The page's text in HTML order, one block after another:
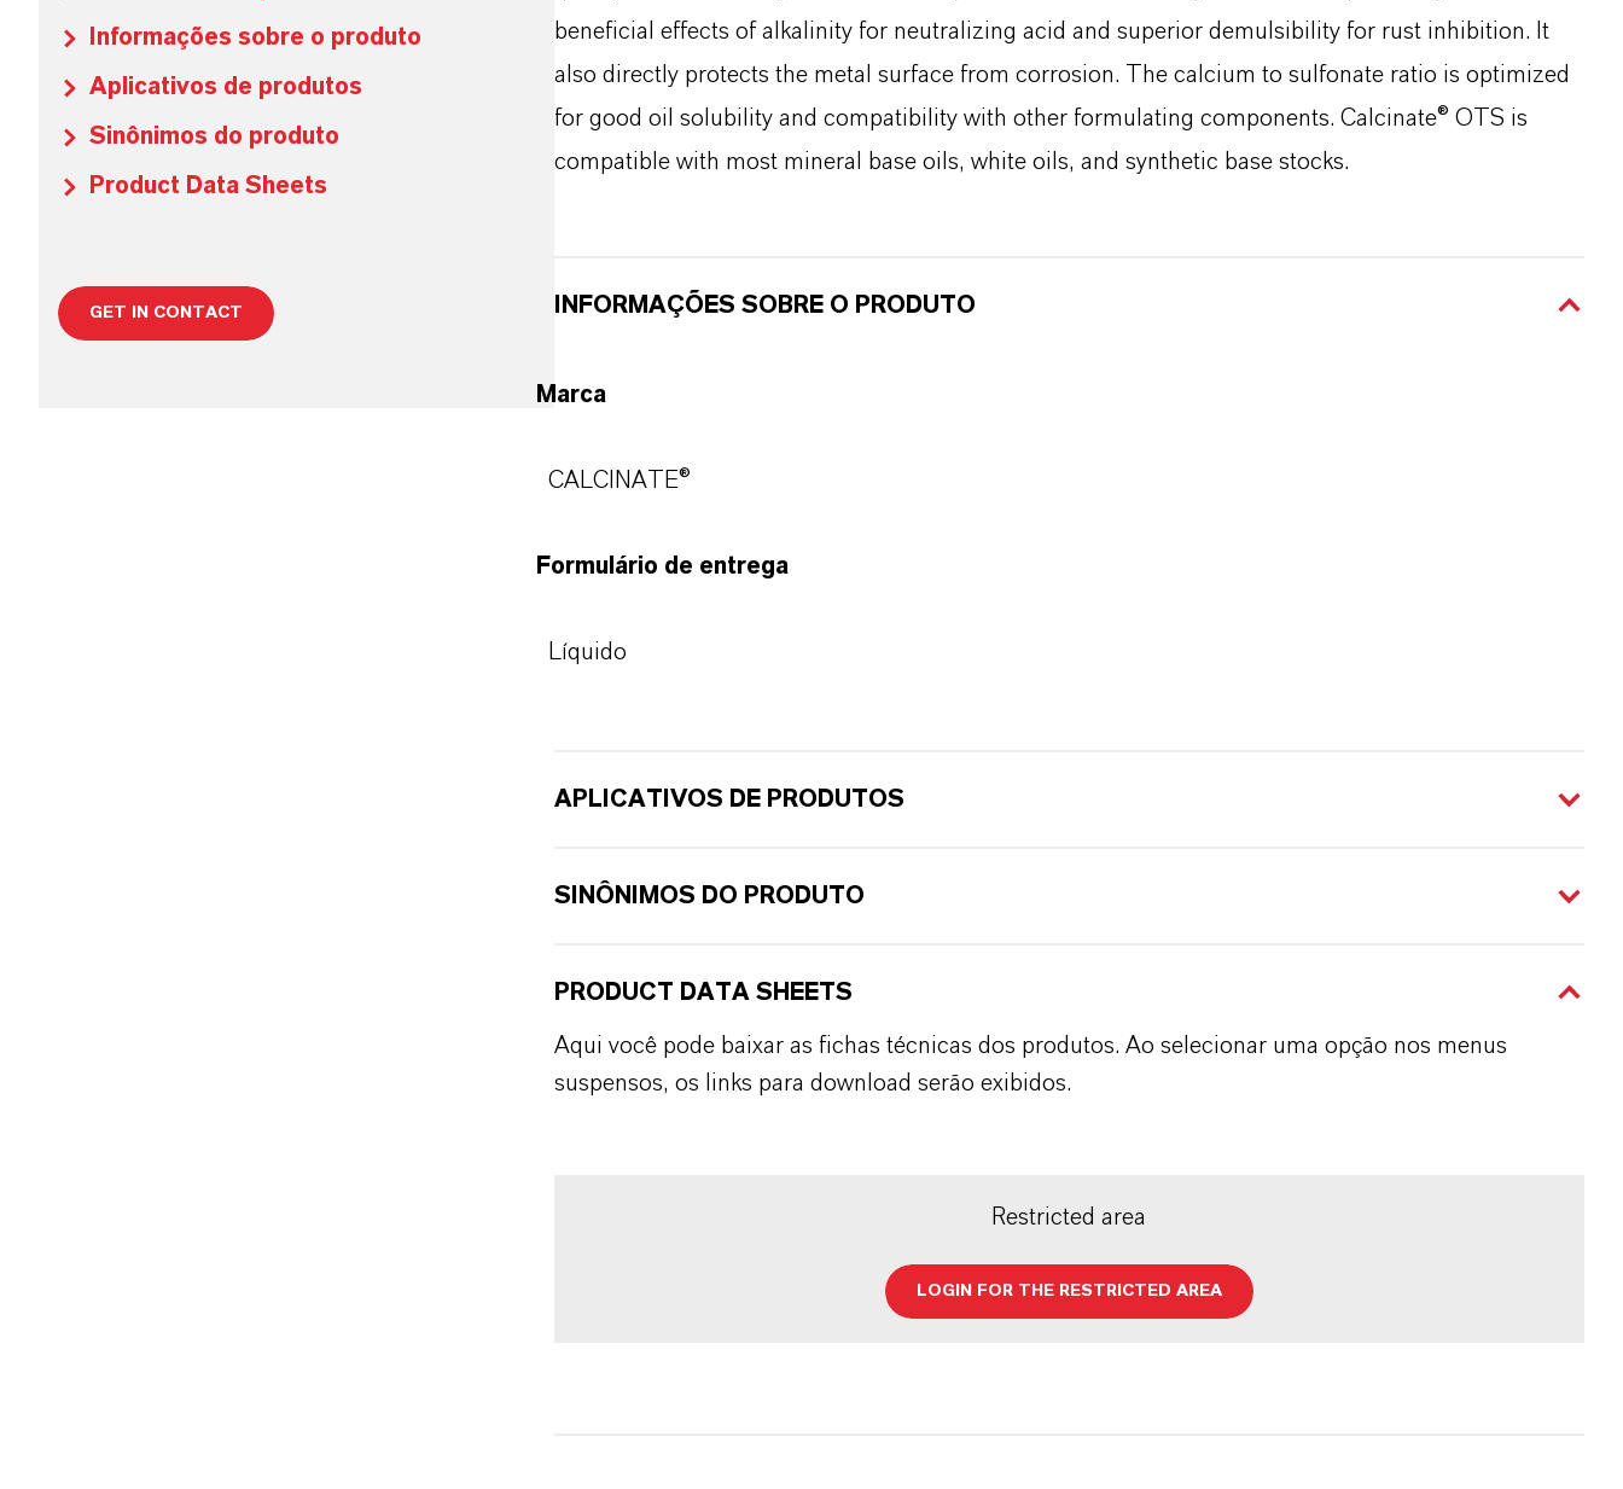
Informações sobre o produto
Aplicativos de produtos
Sinônimos do produto
Product Data Sheets
GET IN CONTACT
beneficial effects of alkalinity for neutralizing acid and superior demulsibility for rust inhibition. It
also directly protects the metal surface from corrosion. The calcium to sulfonate ratio is optimized
for good oil solubility and compatibility with other formulating components. Calcinate® OTS is
compatible with most mineral base oils, white oils, and synthetic base stocks.
INFORMAÇÕES SOBRE O PRODUTO
Marca
CALCINATE®
Formulário de entrega
Líquido
APLICATIVOS DE PRODUTOS
SINÔNIMOS DO PRODUTO
PRODUCT DATA SHEETS
Aqui você pode baixar as fichas técnicas dos produtos. Ao selecionar uma opção nos menus
suspensos, os links para download serão exibidos.
Restricted area
LOGIN FOR THE RESTRICTED AREA